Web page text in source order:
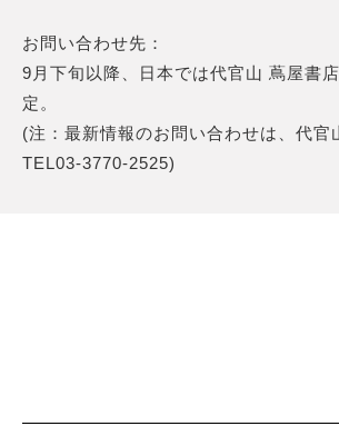
お問い合わせ先：
9月下旬以降、日本では代官山 蔦屋書
定。
(注：最新情報のお問い合わせは、代
TEL03-3770-2525)